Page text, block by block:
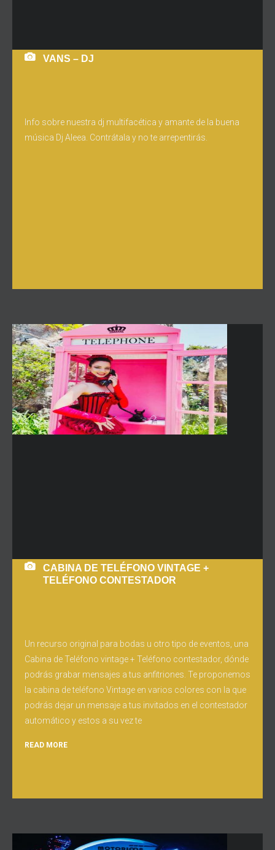
VANS – DJ
Info sobre nuestra dj multifacética y amante de la buena
música Dj Aleea. Contrátala y no te arrepentirás.
CABINA DE TELÉFONO VINTAGE +
TELÉFONO CONTESTADOR
Un recurso original para bodas u otro tipo de eventos, una
Cabina de Teléfono vintage + Teléfono contestador, dónde
podrás grabar mensajes a tus anfitriones. Te proponemos
la cabina de teléfono Vintage en varios colores con la que
podrás dejar un mensaje a tus invitados en el contestador
automático y estos a su vez te
READ MORE